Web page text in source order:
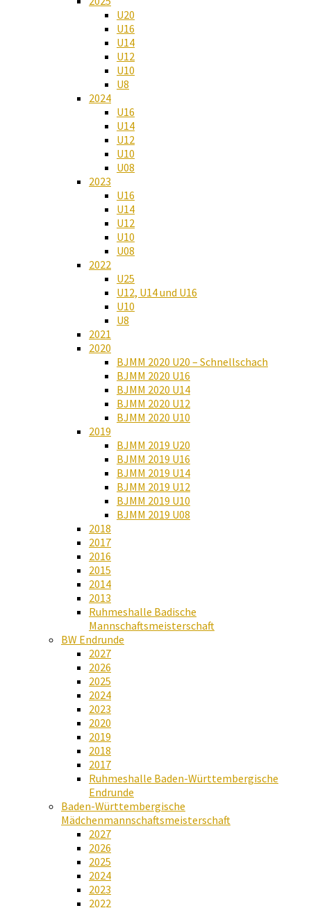
U20
U16
U14
U12
U10
U8
2024
U16
U14
U12
U10
U08
2023
U16
U14
U12
U10
U08
2022
U25
U12, U14 und U16
U10
U8
2021
2020
BJMM 2020 U20 – Schnellschach
BJMM 2020 U16
BJMM 2020 U14
BJMM 2020 U12
BJMM 2020 U10
2019
BJMM 2019 U20
BJMM 2019 U16
BJMM 2019 U14
BJMM 2019 U12
BJMM 2019 U10
BJMM 2019 U08
2018
2017
2016
2015
2014
2013
Ruhmeshalle Badische
Mannschaftsmeisterschaft
BW Endrunde
2027
2026
2025
2024
2023
2020
2019
2018
2017
Ruhmeshalle Baden-Württembergische
Endrunde
Baden-Württembergische
Mädchenmannschaftsmeisterschaft
2027
2026
2025
2024
2023
2022